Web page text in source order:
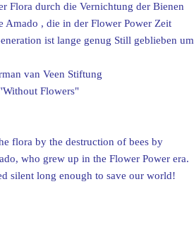
Flora durch die Vernichtung der Bienen
Amado , die in der Flower Power Zeit
ist lange genug Still geblieben um
van Veen Stiftung
Flowers"
flora by the destruction of bees by
who grew up in the Flower Power era.
silent long enough to save our world!